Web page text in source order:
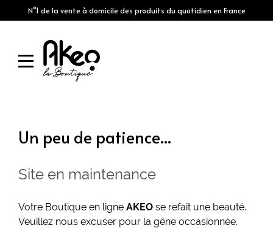
N°1 de la vente à domicile des produits du quotidien en France
Un peu de patience...
Site en maintenance
Votre Boutique en ligne AKEO se refait une beauté.
Veuillez nous excuser pour la gêne occasionnée.